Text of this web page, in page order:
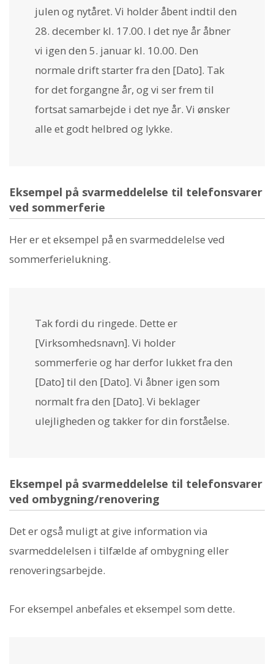
julen og nytåret. Vi holder åbent indtil den
28. december kl. 17.00. I det nye år åbner
vi igen den 5. januar kl. 10.00. Den
normale drift starter fra den [Dato]. Tak
for det forgangne år, og vi ser frem til
fortsat samarbejde i det nye år. Vi ønsker
alle et godt helbred og lykke.
Eksempel på svarmeddelelse til telefonsvarer
ved sommerferie
Her er et eksempel på en svarmeddelelse ved
sommerferielukning.
Tak fordi du ringede. Dette er
[Virksomhedsnavn]. Vi holder
sommerferie og har derfor lukket fra den
[Dato] til den [Dato]. Vi åbner igen som
normalt fra den [Dato]. Vi beklager
ulejligheden og takker for din forståelse.
Eksempel på svarmeddelelse til telefonsvarer
ved ombygning/renovering
Det er også muligt at give information via
svarmeddelelsen i tilfælde af ombygning eller
renoveringsarbejde.
For eksempel anbefales et eksempel som dette.